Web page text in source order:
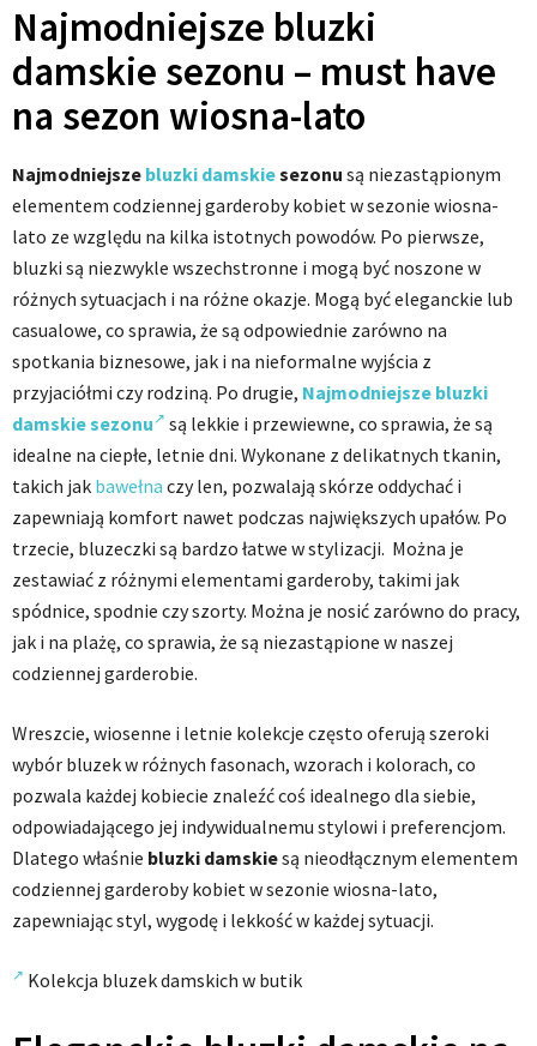
Najmodniejsze bluzki
damskie sezonu – must have
na sezon wiosna-lato
Najmodniejsze bluzki damskiesezonu są niezastąpionym
elementem codziennej garderoby kobiet w sezonie wiosna-
lato ze względu na kilka istotnych powodów. Po pierwsze,
bluzki są niezwykle wszechstronne i mogą być noszone w
różnych sytuacjach i na różne okazje. Mogą być eleganckie lub
casualowe, co sprawia, że są odpowiednie zarówno na
spotkania biznesowe, jak i na nieformalne wyjścia z
przyjaciółmi czy rodziną. Po drugie, Najmodniejsze bluzki
damskie sezonu
są lekkie i przewiewne, co sprawia, że są
idealne na ciepłe, letnie dni. Wykonane z delikatnych tkanin,
takich jak bawełna czy len, pozwalają skórze oddychać i
zapewniają komfort nawet podczas największych upałów. Po
trzecie, bluzeczki są bardzo łatwe w stylizacji. Można je
zestawiać z różnymi elementami garderoby, takimi jak
spódnice, spodnie czy szorty. Można je nosić zarówno do pracy,
jak i na plażę, co sprawia, że są niezastąpione w naszej
codziennej garderobie.
Wreszcie, wiosenne i letnie kolekcje często oferują szeroki
wybór bluzek w różnych fasonach, wzorach i kolorach, co
pozwala każdej kobiecie znaleźć coś idealnego dla siebie,
odpowiadającego jej indywidualnemu stylowi i preferencjom.
Dlatego właśnie bluzki damskiesą nieodłącznym elementem
codziennej garderoby kobiet w sezonie wiosna-lato,
zapewniając styl, wygodę i lekkość w każdej sytuacji.
Kolekcja bluzek damskich w butik